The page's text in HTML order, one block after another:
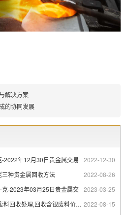
解决方案
的协同发展
2022-12-30
2022年12月30日贵金属交易
2022-08-26
种贵金属回收方法
2023-03-25
-2023年03月25日贵金属交
2022-08-15
收处理,回收含银废料价格如何